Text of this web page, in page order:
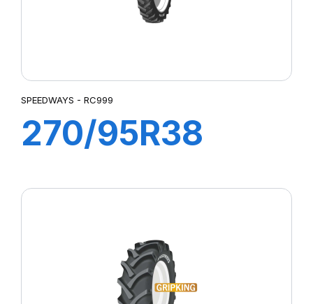
SPEEDWAYS - RC999
270/95R38